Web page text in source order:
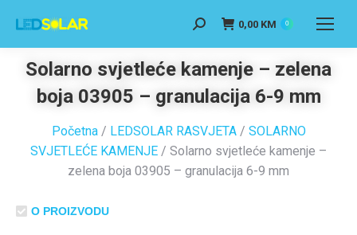
0,00 KM 0
Solarno svjetleće kamenje – zelena
boja 03905 – granulacija 6-9 mm
Početna/ LEDSOLAR RASVJETA/ SOLARNO
SVJETLEĆE KAMENJE / Solarno svjetleće kamenje –
zelena boja 03905 – granulacija 6-9 mm
O PROIZVODU